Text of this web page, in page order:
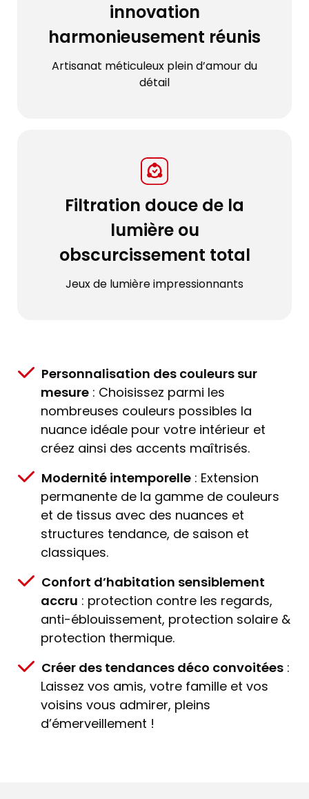
innovation
harmonieusement réunis
Artisanat méticuleux plein d’amour du
détail
Filtration douce de la
lumière ou
obscurcissement total
Jeux de lumière impressionnants
Personnalisation des couleurs sur
mesure : Choisissez parmi les
nombreuses couleurs possibles la
nuance idéale pour votre intérieur et
créez ainsi des accents maîtrisés.
Modernité intemporelle : Extension
permanente de la gamme de couleurs
et de tissus avec des nuances et
structures tendance, de saison et
classiques.
Confort d’habitation sensiblement
accru : protection contre les regards,
anti-éblouissement, protection solaire &
protection thermique.
Créer des tendances déco convoitées :
Laissez vos amis, votre famille et vos
voisins vous admirer, pleins
d’émerveillement !